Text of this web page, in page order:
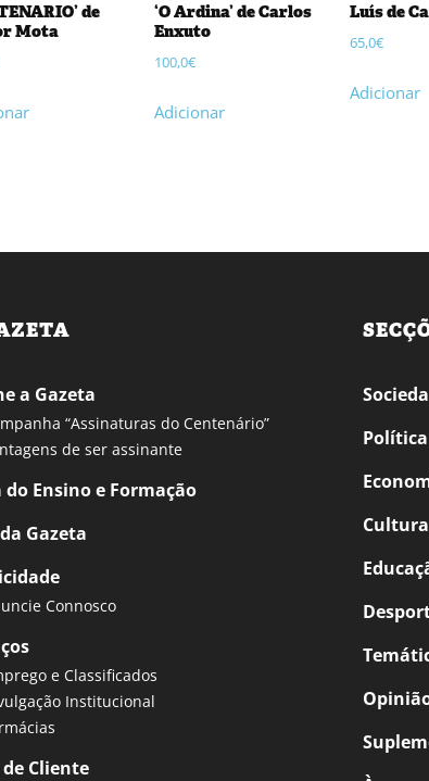
de
Mota
‘O Ardina’ de Carlos
Enxuto
100,0€
Adicionar
Luís de
65,0€
Adicionar
a Gazeta
“Assinaturas do Centenário”
de ser assinante
do Ensino e Formação
Gazeta
Connosco
e Classificados
Institucional
Cliente
Política
Cultura